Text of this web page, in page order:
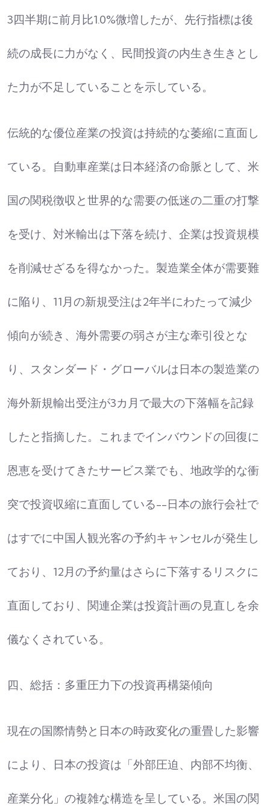
3四半期に前月比1.0%微増したが、先行指標は後
続の成長に力がなく、民間投資の内生き生きとし
た力が不足していることを示している。​
伝統的な優位産業の投資は持続的な萎縮に直面し
ている。自動車産業は日本経済の命脈として、米
国の関税徴収と世界的な需要の低迷の二重の打撃
を受け、対米輸出は下落を続け、企業は投資規模
を削減せざるを得なかった。製造業全体が需要難
に陥り、11月の新規受注は2年半にわたって減少
傾向が続き、海外需要の弱さが主な牽引役とな
り、スタンダード・グローバルは日本の製造業の
海外新規輸出受注が3カ月で最大の下落幅を記録
したと指摘した。これまでインバウンドの回復に
恩恵を受けてきたサービス業でも、地政学的な衝
突で投資収縮に直面している--日本の旅行会社で
はすでに中国人観光客の予約キャンセルが発生し
ており、12月の予約量はさらに下落するリスクに
直面しており、関連企業は投資計画の見直しを余
儀なくされている。​
四、総括：多重圧力下の投資再構築傾向
現在の国際情勢と日本の時政変化の重畳した影響
により、日本の投資は「外部圧迫、内部不均衡、
産業分化」の複雑な構造を呈している。米国の関